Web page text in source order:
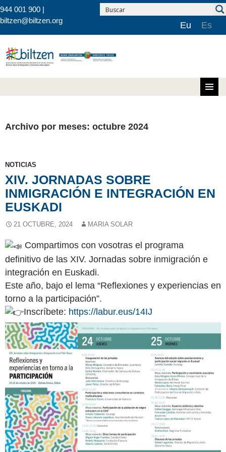
944 001 900 |
biltzen@biltzen.org
Eu Es
Saltar al contenido
Archivo por meses: octubre 2024
NOTICIAS
XIV. JORNADAS SOBRE
INMIGRACIÓN E INTEGRACIÓN EN
EUSKADI
21 OCTUBRE, 2024 MARIA SOLAR
Compartimos con vosotras el programa
definitivo de las XIV. Jornadas sobre inmigración e
integración en Euskadi.
Este año, bajo el lema “Reflexiones y experiencias en
torno a la participación”.
Inscríbete: https://labur.eus/14IJ